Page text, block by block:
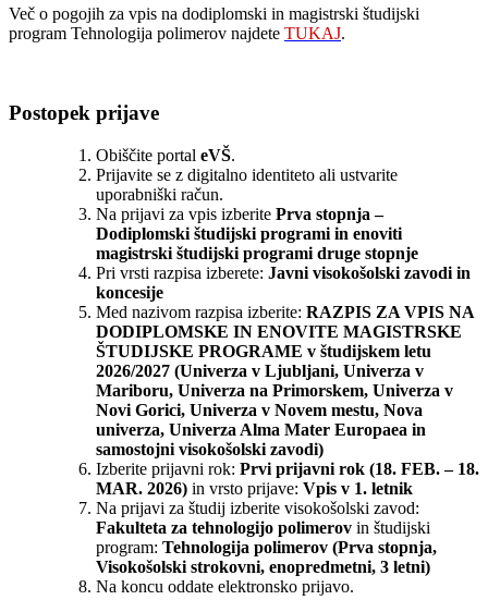
Več o pogojih za vpis na dodiplomski in magistrski študijski
program Tehnologija polimerov najdete TUKAJ.
Postopek prijave
Obiščite portal eVŠ.
Prijavite se z digitalno identiteto ali ustvarite
uporabniški račun.
Na prijavi za vpis izberite Prva stopnja –
Dodiplomski študijski programi in enoviti
magistrski študijski programi druge stopnje
Pri vrsti razpisa izberete: Javni visokošolski zavodi in
koncesije
Med nazivom razpisa izberite: RAZPIS ZA VPIS NA
DODIPLOMSKE IN ENOVITE MAGISTRSKE
ŠTUDIJSKE PROGRAME v študijskem letu
2026/2027 (Univerza v Ljubljani, Univerza v
Mariboru, Univerza na Primorskem, Univerza v
Novi Gorici, Univerza v Novem mestu, Nova
univerza, Univerza Alma Mater Europaea in
samostojni visokošolski zavodi)
Izberite prijavni rok: Prvi prijavni rok (18. FEB. – 18.
MAR. 2026) in vrsto prijave: Vpis v 1. letnik
Na prijavi za študij izberite visokošolski zavod:
Fakulteta za tehnologijo polimerov in študijski
program: Tehnologija polimerov (Prva stopnja,
Visokošolski strokovni, enopredmetni, 3 letni)
Na koncu oddate elektronsko prijavo.